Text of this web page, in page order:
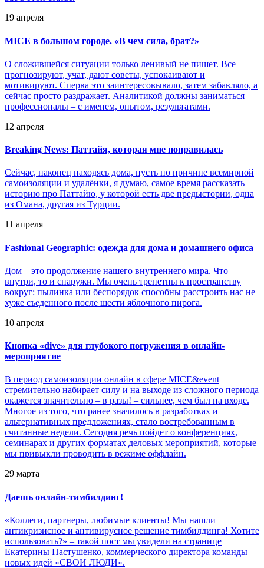
19 апреля
MICE в большом городе. «В чем сила, брат?»
О сложившейся ситуации только ленивый не пишет. Все
прогнозируют, учат, дают советы, успокаивают и
мотивируют. Сперва это заинтересовывало, затем забавляло, а
сейчас просто раздражает. Аналитикой должны заниматься
профессионалы – с именем, опытом, результатами.
12 апреля
Breaking News: Паттайя, которая мне понравилась
Сейчас, наконец находясь дома, пусть по причине всемирной
самоизоляции и удалёнки, я думаю, самое время рассказать
историю про Паттайю, у которой есть две предыстории, одна
из Омана, другая из Турции.
11 апреля
Fashional Geographic: одежда для дома и домашнего офиса
Дом – это продолжение нашего внутреннего мира. Что
внутри, то и снаружи. Мы очень трепетны к пространству
вокруг: пылинка или беспорядок способны расстроить нас не
хуже съеденного после шести яблочного пирога.
10 апреля
Кнопка «dive» для глубокого погружения в онлайн-
мероприятие
В период самоизоляции онлайн в сфере MICE&event
стремительно набирает силу и на выходе из сложного периода
окажется значительно – в разы! – сильнее, чем был на входе.
Многое из того, что ранее значилось в разработках и
альтернативных предложениях, стало востребованным в
считанные недели. Cегодня речь пойдет о конференциях,
семинарах и других форматах деловых мероприятий, которые
мы привыкли проводить в режиме оффлайн.
29 марта
Даешь онлайн-тимбилдинг!
«Коллеги, партнеры, любимые клиенты! Мы нашли
антикризисное и антивирусное решение тимбилдинга! Хотите
использовать?» – такой пост мы увидели на странице
Екатерины Пастушенко, коммерческого директора команды
новых идей «СВОИ ЛЮДИ».